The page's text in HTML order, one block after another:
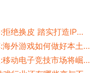
蓝港互动廖明香:拒绝换皮 踏实打造IP生态
乐逗游戏高炼惇:海外游戏如何做好本土化
中国手游杜鑫歆:移动电子竞技市场将崛起